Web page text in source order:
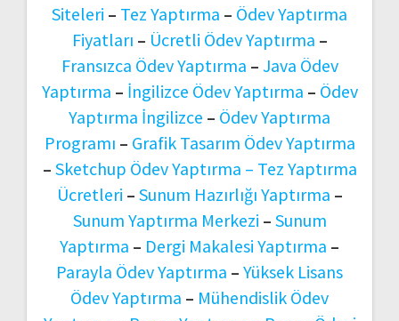
Siteleri – Tez Yaptırma – Ödev Yaptırma
Fiyatları – Ücretli Ödev Yaptırma –
Fransızca Ödev Yaptırma – Java Ödev
Yaptırma – İngilizce Ödev Yaptırma – Ödev
Yaptırma İngilizce – Ödev Yaptırma
Programı – Grafik Tasarım Ödev Yaptırma
– Sketchup Ödev Yaptırma – Tez Yaptırma
Ücretleri – Sunum Hazırlığı Yaptırma –
Sunum Yaptırma Merkezi – Sunum
Yaptırma – Dergi Makalesi Yaptırma –
Parayla Ödev Yaptırma – Yüksek Lisans
Ödev Yaptırma – Mühendislik Ödev